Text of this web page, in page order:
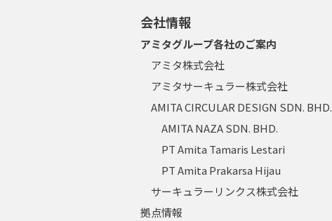
会社情報
アミタグループ各社のご案内
アミタ株式会社
アミタサーキュラー株式会社
AMITA CIRCULAR DESIGN SDN. BHD.
AMITA NAZA SDN. BHD.
PT Amita Tamaris Lestari
PT Amita Prakarsa Hijau
サーキュラーリンクス株式会社
拠点情報